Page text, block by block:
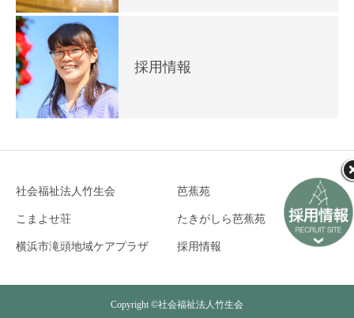
採用情報
社会福祉法人竹生会 芭蕉苑
こまよせ荘 たきがしら芭蕉苑
横浜市滝頭地域ケアプラザ 採用情報
Copyright ©社会福祉法人竹生会